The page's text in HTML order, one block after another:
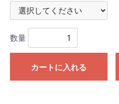
数量
カートに入れる